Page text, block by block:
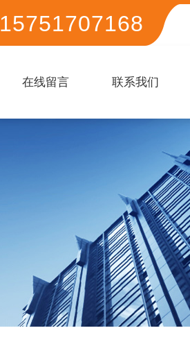
15751707168
在线留言 联系我们